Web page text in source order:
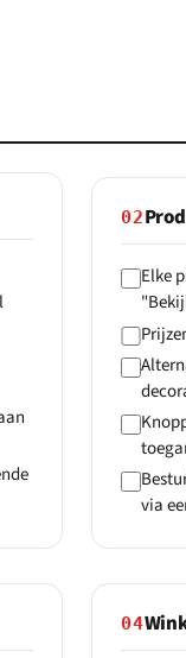
02
Elke
via
04